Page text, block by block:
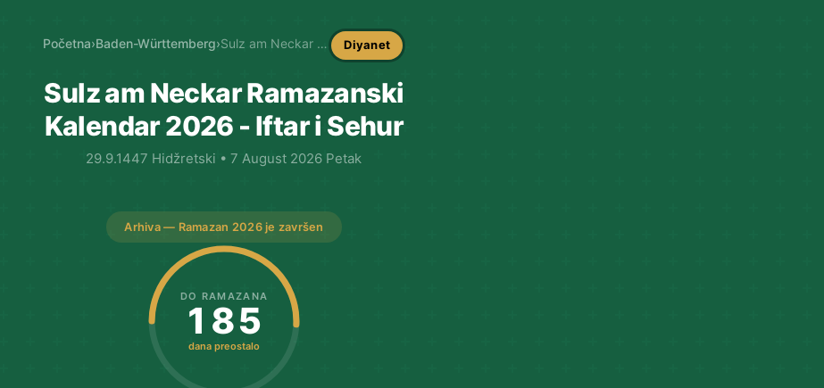
Početna›Baden-Württemberg› Sulz am Neckar Imsakija Diyanet
Sulz am Neckar Ramazanski
Kalendar 2026 - Iftar i Sehur
29.9.1447 Hidžretski • 7 August 2026 Petak
Arhiva — Ramazan 2026 je završen
DO RAMAZANA
185
dana preostalo